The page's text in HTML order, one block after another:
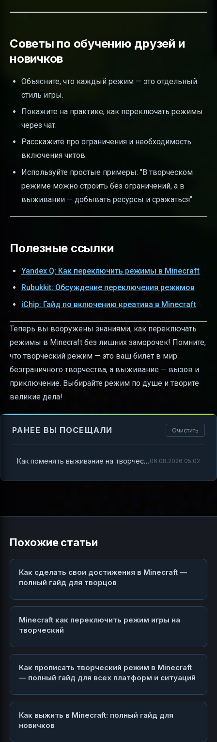
Советы по обучению друзей и
новичков
Объясните, что каждый режим — это отдельный
стиль игры.
Покажите на практике, как переключать режимы
через чат.
Расскажите про ограничения и необходимость
включения читов.
Используйте простые примеры: "В творческом
режиме можно строить без ограничений, а в
выживании — добывать ресурсы и сражаться".
Полезные ссылки
Yandex Q: Как переключить режимы в Minecraft
Rubukkit: Обсуждение переключения режимов
iChip: Гайд по включению креатива в Minecraft
Теперь вы вооружены знаниями, как переключать
режимы в Minecraft без лишних заморочек! Помните,
что творческий режим — это ваш билет в мир
безграничного творчества, а выживание — вызов и
приключение. Выбирайте режим по душе и творите
великие дела!
РАНЕЕ ВЫ ПОСЕЩАЛИ Очистить
Как поменять выживание на творческий в Minecraft — полный гайд по режимам и командам06.08.2026 05:02
Похожие статьи
Как сделать свои достижения в Minecraft —
полный гайд для творцов
Minecraft как переключить режим игры на
творческий
Как прописать творческий режим в Minecraft
— полный гайд для всех платформ и ситуаций
Как выжить в Minecraft: полный гайд для
новичков